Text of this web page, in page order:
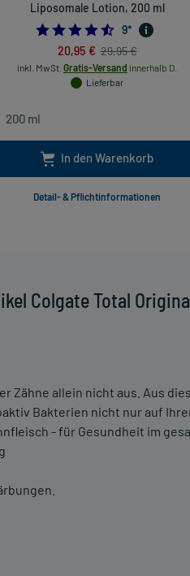
Colgate Total
Zähne allein nicht aus. Aus
Bakterien nicht nur auf
- für Gesundheit im
Liposomale Lotion, 200 ml
9*
20,95 € 29,95 €
inkl. MwSt. Gratis-Versand innerhalb D.
Lieferbar
In den Warenkorb
Detail- & Pflichtinformationen